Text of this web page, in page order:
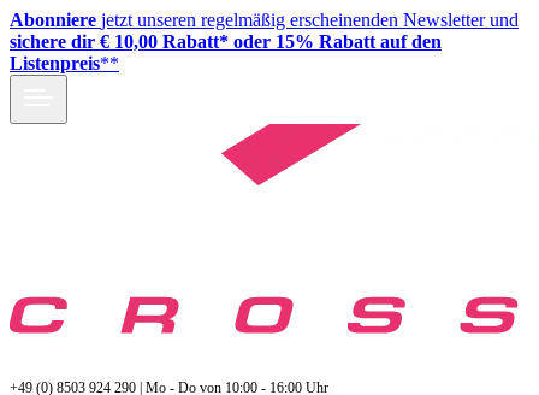
Abonniere jetzt unseren regelmäßig erscheinenden Newsletter und
sichere dir € 10,00 Rabatt* oder 15% Rabatt auf den
Listenpreis**
+49 (0) 8503 924 290 | Mo - Do von 10:00 - 16:00 Uhr